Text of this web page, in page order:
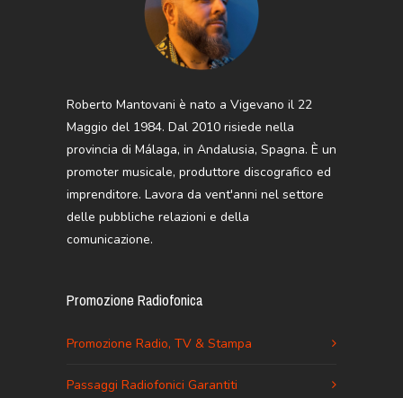
Roberto Mantovani è nato a Vigevano il 22
Maggio del 1984. Dal 2010 risiede nella
provincia di Málaga, in Andalusia, Spagna. È un
promoter musicale, produttore discografico ed
imprenditore. Lavora da vent'anni nel settore
delle pubbliche relazioni e della
comunicazione.
Promozione Radiofonica
Promozione Radio, TV & Stampa
Passaggi Radiofonici Garantiti